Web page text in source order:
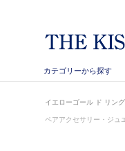
カテゴリーから探す
イエローゴール ド リン
ペアアクセサリー・ジュ